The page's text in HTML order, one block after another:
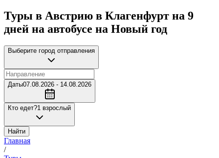
Туры в Австрию в Клагенфурт на 9
дней на автобусе на Новый год
Выберите город отправления
Даты07.08.2026 - 14.08.2026
Кто едет?1 взрослый
Найти
Главная
/